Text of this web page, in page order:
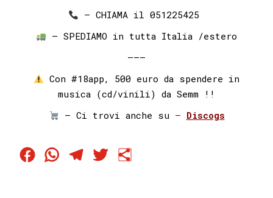
– CHIAMA il 051225425⁣⁣ ⁣⁣
– SPEDIAMO in tutta Italia /estero
———
Con #18app, 500 euro da spendere in
musica (cd/vinili) da Semm !!
– Ci trovi anche su – Discogs
Facebook
WhatsApp
Telegram
Twitter